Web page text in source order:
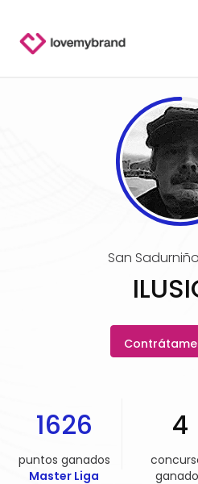
CONTRATA A UN DISEÑADOR
SOBRE NOSOTROS
San Sadurniño
1626
puntos ganados
Master Liga
4